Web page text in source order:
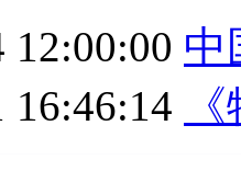
12:00:00 中
16:46:14